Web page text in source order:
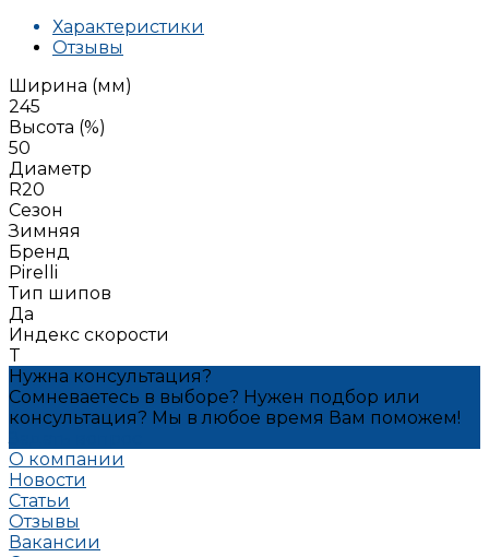
Характеристики
Отзывы
Ширина (мм)
245
Высота (%)
50
Диаметр
R20
Сезон
Зимняя
Бренд
Pirelli
Тип шипов
Да
Индекс скорости
T
Нужна консультация?
Сомневаетесь в выборе? Нужен подбор или
консультация? Мы в любое время Вам поможем!
О компании
Новости
Статьи
Отзывы
Вакансии